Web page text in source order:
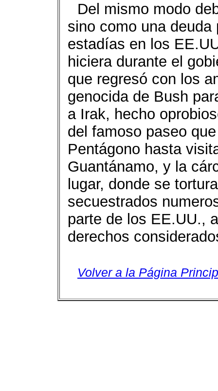
Del mismo modo
sino como una
estadías en los
hiciera durante el
que regresó con los
genocida de Bush
a Irak, hecho
del famoso paseo
Pentágono hasta
Guantánamo, y la
lugar, donde se
secuestrados
parte de los EE.UU.,
derechos
Volver a la Página